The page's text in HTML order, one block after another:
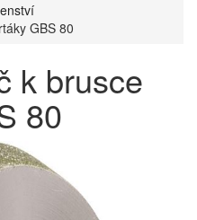
GBS 80
k brusce
80